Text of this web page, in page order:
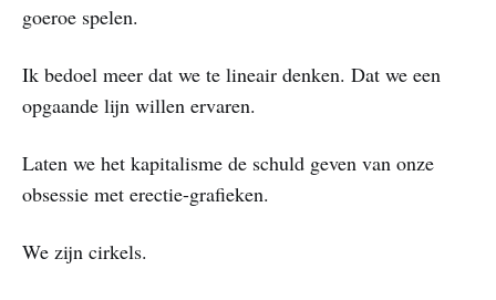
goeroe spelen.
Ik bedoel meer dat we te lineair denken. Dat we een
opgaande lijn willen ervaren.
Laten we het kapitalisme de schuld geven van onze
obsessie met erectie-grafieken.
We zijn cirkels.